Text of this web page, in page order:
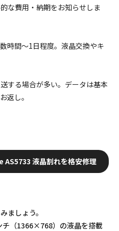
な費用・納期をお知らせしま
時間～1日程度。液晶交換やキ
する場合が多い。データは基本
返し。
液晶割れを格安修理
ましょう。
（1366×768）の液晶を搭載